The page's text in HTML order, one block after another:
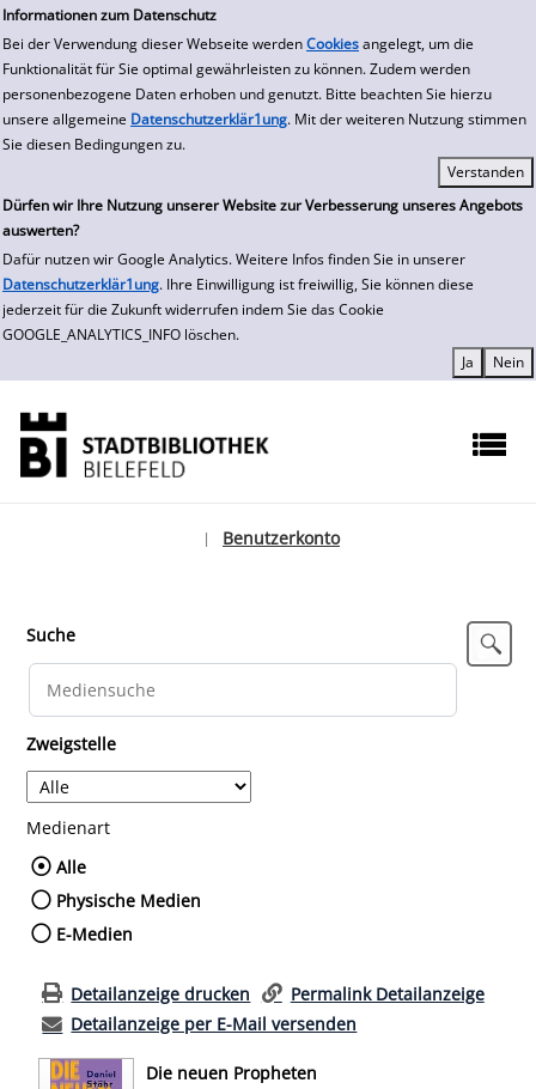
Informationen zum Datenschutz
Bei der Verwendung dieser Webseite werden Cookies angelegt, um die
Funktionalität für Sie optimal gewährleisten zu können. Zudem werden
personenbezogene Daten erhoben und genutzt. Bitte beachten Sie hierzu
unsere allgemeine Datenschutzerklär1ung. Mit der weiteren Nutzung stimmen
Sie diesen Bedingungen zu.
Dürfen wir Ihre Nutzung unserer Website zur Verbesserung unseres Angebots
auswerten?
Dafür nutzen wir Google Analytics. Weitere Infos finden Sie in unserer
Datenschutzerklär1ung. Ihre Einwilligung ist freiwillig, Sie können diese
jederzeit für die Zukunft widerrufen indem Sie das Cookie
GOOGLE_ANALYTICS_INFO löschen.
zur Navigation springen
zum Inhalt springen
Zur Detailanzeige springen
Benutzerkonto
Suche
Zweigstelle
Medienart
Wählen Sie die Medienart nach der Sie
Alle
Physische Medien
E-Medien
Detailanzeige drucken
Permalink Detailanzeige
Detailanzeige per E-Mail versenden
Die neuen Propheten